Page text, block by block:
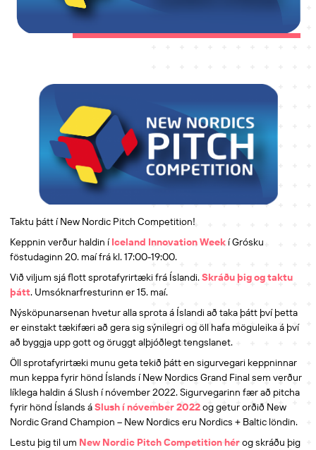
Taktu þátt í New Nordic Pitch Competition!
Keppnin verður haldin íIceland Innovation Week í Grósku
föstudaginn 20. maí frá kl. 17:00-19:00.
Við viljum sjá flott sprotafyrirtæki frá Íslandi.Skráðu þig og taktu
þátt. Umsóknarfresturinn er 15. maí.
Nýsköpunarsenan hvetur alla sprota á Íslandi að taka þátt því þetta
er einstakt tækifæri að gera sig sýnilegri og öll hafa möguleika á því
að byggja upp gott og öruggt alþjóðlegt tengslanet.
Öll sprotafyrirtæki munu geta tekið þátt en sigurvegari keppninnar
mun keppa fyrir hönd Íslands í New Nordics Grand Final sem verður
líklega haldin á Slush í nóvember 2022. Sigurvegarinn fær að pitcha
fyrir hönd Íslands áSlush í nóvember 2022og getur orðið New
Nordic Grand Champion – New Nordics eru Nordics + Baltic löndin.
Lestu þig til um New Nordic Pitch Competition hérog skráðu þig